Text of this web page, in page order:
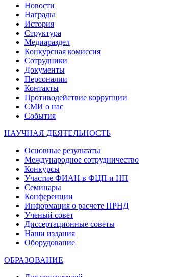
Новости
Награды
История
Структура
Медиараздел
Конкурсная комиссия
Сотрудники
Документы
Персоналии
Контакты
Противодействие коррупции
СМИ о нас
События
НАУЧНАЯ ДЕЯТЕЛЬНОСТЬ
Основные результаты
Международное сотрудничество
Конкурсы
Участие ФИАН в ФЦП и НП
Семинары
Конференции
Информация о расчете ПРНД
Ученый совет
Диссертационные советы
Наши издания
Оборудование
ОБРАЗОВАНИЕ